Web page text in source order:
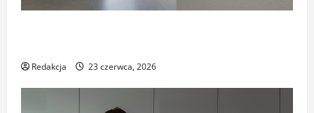
Redakcja 23 czerwca, 2026